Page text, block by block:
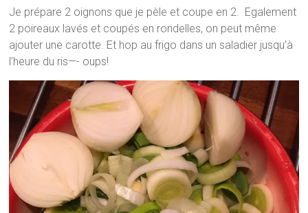
Je prépare 2 oignons que je pèle et coupe en 2. Egalement
2 poireaux lavés et coupés en rondelles, on peut même
ajouter une carotte. Et hop au frigo dans un saladier jusqu’à
l’heure du ris—- oups!